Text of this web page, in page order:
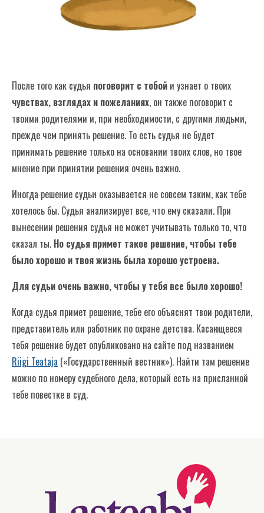
После того как судья поговорит с тобой и узнает о твоих
чувствах, взглядах и пожеланиях, он также поговорит с
твоими родителями и, при необходимости, с другими людьми,
прежде чем принять решение. То есть судья не будет
принимать решение только на основании твоих слов, но твое
мнение при принятии решения очень важно.
Иногда решение судьи оказывается не совсем таким, как тебе
хотелось бы. Судья анализирует все, что ему сказали. При
вынесении решения судья не может учитывать только то, что
сказал ты. Но судья примет такое решение, чтобы тебе
было хорошо и твоя жизнь была хорошо устроена.
Для судьи очень важно, чтобы у тебя все было хорошо!
Когда судья примет решение, тебе его объяснят твои родители,
представитель или работник по охране детства. Касающееся
тебя решение будет опубликовано на сайте под названием
Riigi Teataja («Государственный вестник»). Найти там решение
можно по номеру судебного дела, который есть на присланной
тебе повестке в суд.